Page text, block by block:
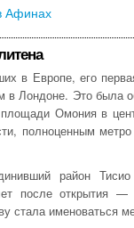
Афинах
в Европе, его
в Лондоне. Это была
Омония в
полноценным метро
район
после открытия —
стала именоваться